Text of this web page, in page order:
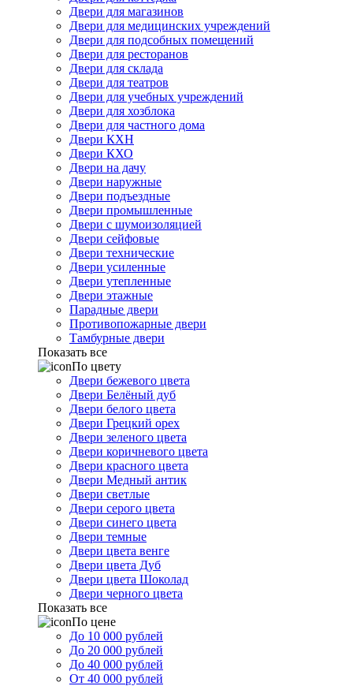
Двери для магазинов
Двери для медицинских учреждений
Двери для подсобных помещений
Двери для ресторанов
Двери для склада
Двери для театров
Двери для учебных учреждений
Двери для хозблока
Двери для частного дома
Двери КХН
Двери КХО
Двери на дачу
Двери наружные
Двери подъездные
Двери промышленные
Двери с шумоизоляцией
Двери сейфовые
Двери технические
Двери усиленные
Двери утепленные
Двери этажные
Парадные двери
Противопожарные двери
Тамбурные двери
Показать все
По цвету
Двери бежевого цвета
Двери Белёный дуб
Двери белого цвета
Двери Грецкий орех
Двери зеленого цвета
Двери коричневого цвета
Двери красного цвета
Двери Медный антик
Двери светлые
Двери серого цвета
Двери синего цвета
Двери темные
Двери цвета венге
Двери цвета Дуб
Двери цвета Шоколад
Двери черного цвета
Показать все
По цене
До 10 000 рублей
До 20 000 рублей
До 40 000 рублей
От 40 000 рублей